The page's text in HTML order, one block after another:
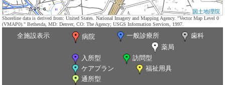
国土地理院
Shoreline data is derived from: United States. National Imagery and Mapping Agency. "Vector Map Level 0
(VMAP0)." Bethesda, MD: Denver, CO: The Agency; USGS Information Services, 1997.
全施設表示 病院 一般診療所
歯科
薬局
入所型
訪問型
ケアプラン
福祉用具
通所型